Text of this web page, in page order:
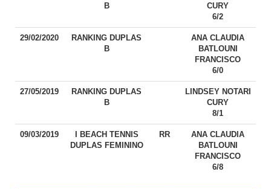
B
CURY
6/2
29/02/2020
RANKING DUPLAS
B
ANA CLAUDIA
BATLOUNI
FRANCISCO
6/0
27/05/2019
RANKING DUPLAS
B
LINDSEY NOTARI
CURY
8/1
09/03/2019
I BEACH TENNIS
DUPLAS FEMININO
RR
ANA CLAUDIA
BATLOUNI
FRANCISCO
6/8